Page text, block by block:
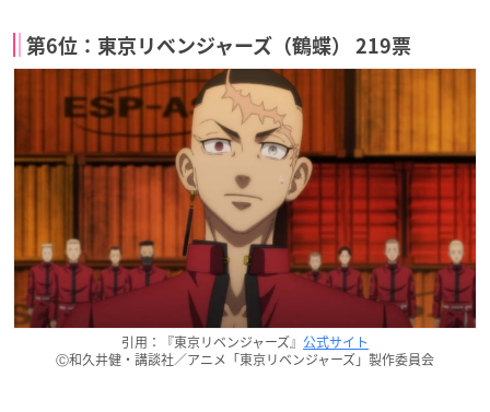
第6位：東京リベンジャーズ（鶴蝶） 219票
引用：『東京リベンジャーズ』 公式サイト
Ⓒ和久井健・講談社／アニメ「東京リベンジャーズ」製作委員会